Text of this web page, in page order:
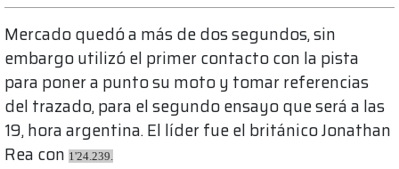
Mercado quedó a más de dos segundos, sin
embargo utilizó el primer contacto con la pista
para poner a punto su moto y tomar referencias
del trazado, para el segundo ensayo que será a las
19, hora argentina. El líder fue el británico Jonathan
Rea con 1'24.239.